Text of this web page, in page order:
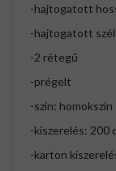
-hajtogatott
-hajtogatott
-2 rétegű
-prégelt
-szín: homokszín
-kiszerelés: 200
-karton